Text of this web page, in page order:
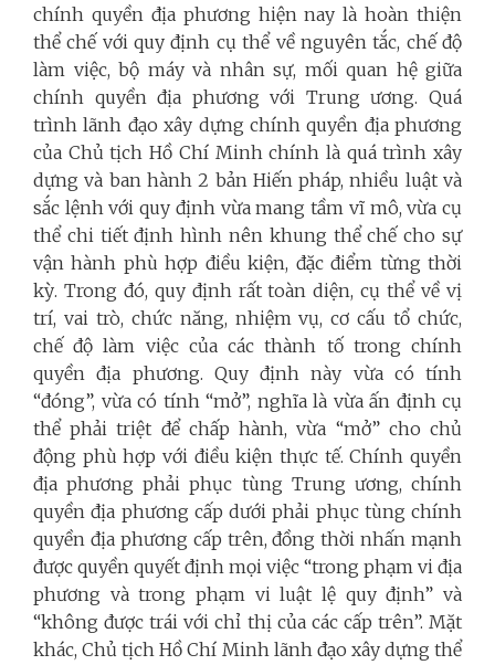
chính quyền địa phương hiện nay là hoàn thiện
thể chế với quy định cụ thể về nguyên tắc, chế độ
làm việc, bộ máy và nhân sự, mối quan hệ giữa
chính quyền địa phương với Trung ương. Quá
trình lãnh đạo xây dựng chính quyền địa phương
của Chủ tịch Hồ Chí Minh chính là quá trình xây
dựng và ban hành 2 bản Hiến pháp, nhiều luật và
sắc lệnh với quy định vừa mang tầm vĩ mô, vừa cụ
thể chi tiết định hình nên khung thể chế cho sự
vận hành phù hợp điều kiện, đặc điểm từng thời
kỳ. Trong đó, quy định rất toàn diện, cụ thể về vị
trí, vai trò, chức năng, nhiệm vụ, cơ cấu tổ chức,
chế độ làm việc của các thành tố trong chính
quyền địa phương. Quy định này vừa có tính
“đóng”, vừa có tính “mở”, nghĩa là vừa ấn định cụ
thể phải triệt để chấp hành, vừa “mở” cho chủ
động phù hợp với điều kiện thực tế. Chính quyền
địa phương phải phục tùng Trung ương, chính
quyền địa phương cấp dưới phải phục tùng chính
quyền địa phương cấp trên, đồng thời nhấn mạnh
được quyền quyết định mọi việc “trong phạm vi địa
phương và trong phạm vi luật lệ quy định” và
“không được trái với chỉ thị của các cấp trên”. Mặt
khác, Chủ tịch Hồ Chí Minh lãnh đạo xây dựng thể